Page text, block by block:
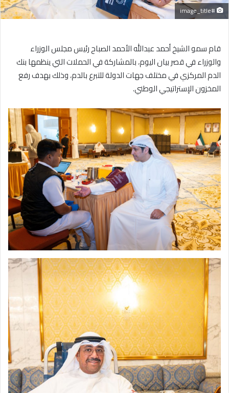
#image_title
قام سمو الشيخ أحمد عبدالله الأحمد الصباح رئيس مجلس الوزراء
والوزراء في قصر بيان اليوم، بالمشاركة في الحملات التي ينظمها بنك
الدم المركزي في مختلف جهات الدولة للتبرع بالدم، وذلك بهدف رفع
المخزون الإستراتيجي الوطني.